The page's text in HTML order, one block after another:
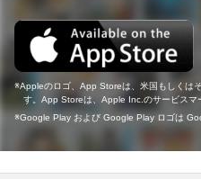
Appleのロゴ、App Storeは、米国もしくは
す。App Storeは、Apple Inc.のサービスマ
Google Play および Google Play ロゴは